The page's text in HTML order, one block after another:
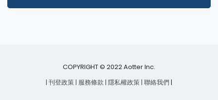
COPYRIGHT © 2022 Aotter Inc.
| 刊登政策| 服務條款 | 隱私權政策| 聯絡我們 |